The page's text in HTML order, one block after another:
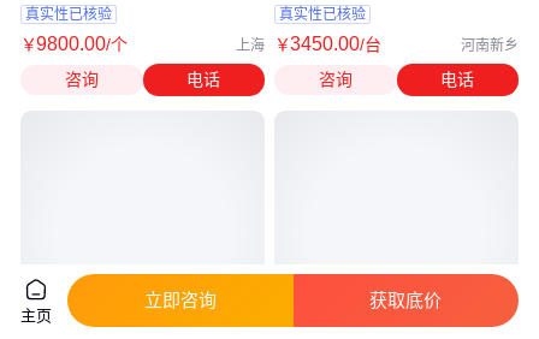
真实性已核验
￥9800.00/个 上海
咨询 电话
迈特
真实性已核验
￥3450.00/台 河南新乡
咨询 电话
主页
立即咨询 获取底价